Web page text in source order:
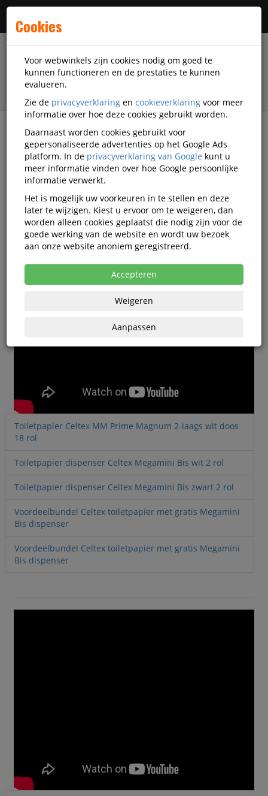
Alle categorieën
Toiletpapier Video's
Alle video's
Toiletpapier Celtex MM Prime Magnum 2-laags wit doos
18 rol
Toiletpapier dispenser Celtex Megamini Bis wit 2 rol
Toiletpapier dispenser Celtex Megamini Bis zwart 2 rol
Voordeelbundel Celtex toiletpapier met gratis Megamini
Bis dispenser
Voordeelbundel Celtex toiletpapier met gratis Megamini
Bis dispenser
Cookies
Voor webwinkels zijn cookies nodig om goed te
kunnen functioneren en de prestaties te kunnen
evalueren.
Zie de privacyverklaring en cookieverklaring voor meer
informatie over hoe deze cookies gebruikt worden.
Daarnaast worden cookies gebruikt voor
gepersonaliseerde advertenties op het Google Ads
platform. In de privacyverklaring van Google kunt u
meer informatie vinden over hoe Google persoonlijke
informatie verwerkt.
Het is mogelijk uw voorkeuren in te stellen en deze
later te wijzigen. Kiest u ervoor om te weigeren, dan
worden alleen cookies geplaatst die nodig zijn voor de
goede werking van de website en wordt uw bezoek
aan onze website anoniem geregistreerd.
Accepteren
Weigeren
Aanpassen